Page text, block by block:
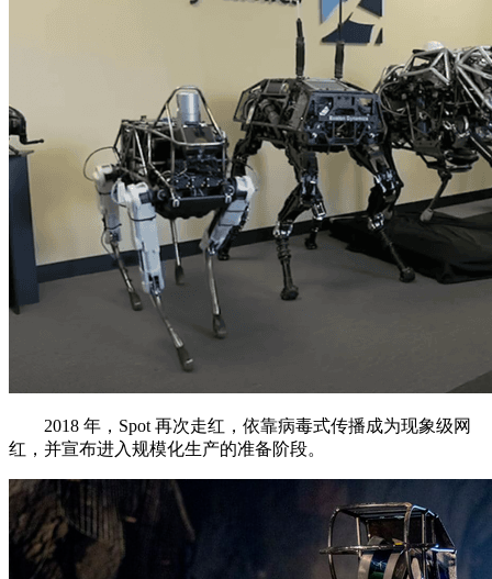
2018 年，Spot 再次走红，依靠病毒式传播成为现象级网
红，并宣布进入规模化生产的准备阶段。